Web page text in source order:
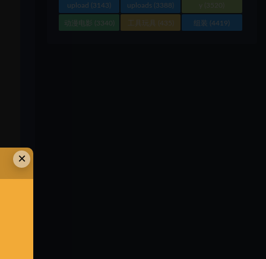
upload (3143) uploads (3388) (3520)
动漫电影 (3340) 工具玩具 (435) 组装 (4419)
×